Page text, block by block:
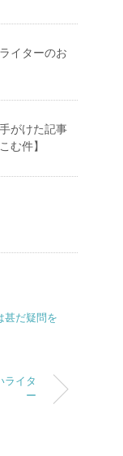
イターのお
がけた記事
む件】
甚だ疑問を
ライタ
ー